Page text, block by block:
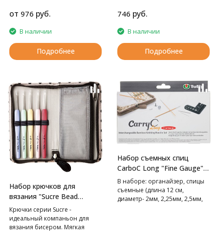
от 976 руб.
В наличии
Подробнее
746 руб.
В наличии
Подробнее
Набор крючков для
вязания "Sucre Bead
Crochet" Tulip
Крючки серии Sucre -
идеальный компаньон для
вязания бисером. Мягкая
Набор съемных спиц
CarboC Long "Fine Gauge"
Tulip
В наборе: органайзер, спицы
съемные (длина 12 см,
диаметр- 2мм, 2,25мм, 2,5мм,